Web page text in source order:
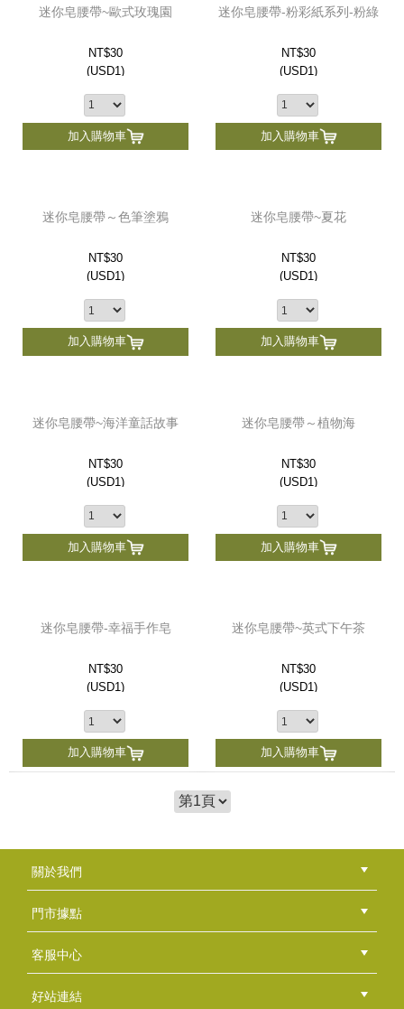
迷你皂腰帶~歐式玫瑰園
NT$30
(USD1)
加入購物車
迷你皂腰帶-粉彩紙系列-粉綠
NT$30
(USD1)
加入購物車
迷你皂腰帶～色筆塗鴉
NT$30
(USD1)
加入購物車
迷你皂腰帶~夏花
NT$30
(USD1)
加入購物車
迷你皂腰帶~海洋童話故事
NT$30
(USD1)
加入購物車
迷你皂腰帶～植物海
NT$30
(USD1)
加入購物車
迷你皂腰帶-幸福手作皂
NT$30
(USD1)
加入購物車
迷你皂腰帶~英式下午茶
NT$30
(USD1)
加入購物車
關於我們
公司簡介
品牌故事
最新消息
隱私權聲明
版權聲明
門市據點
總部
北區
中區
南區
東區
海外
客服中心
會員等級
購物流程
訂單查詢
常見問題
海外訂購流程
連絡我們
下載專區
紅利點數
好站連結